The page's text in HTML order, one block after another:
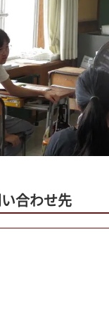
合わせ先